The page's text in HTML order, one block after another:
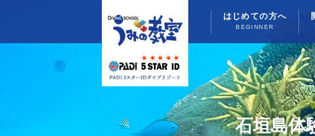
はじめての方へ
BEGINNER
石垣島体